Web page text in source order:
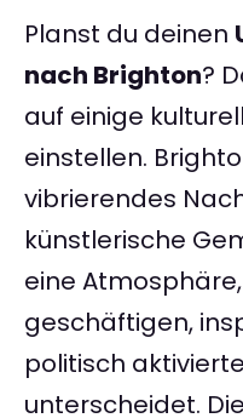
Planst du deinen
nach Brighton?
auf einige
einstellen.
vibrierendes
künstlerische
eine
geschäftigen,
politisch
unterscheidet.